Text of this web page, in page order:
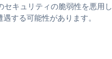
キュリティの脆弱性を悪用し
する可能性があります。